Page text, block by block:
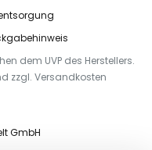
dem UVP des Herstellers.
zzgl. Versandkosten
GmbH